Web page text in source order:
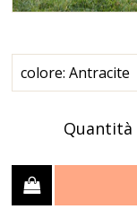
colore: Antracite
Quantità